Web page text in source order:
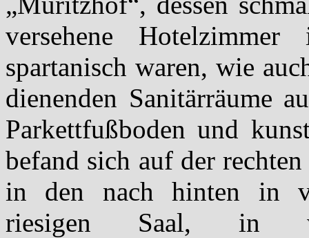
versehene
spartanisch waren, wie
dienenden Sanitärräume
Parkettfußboden und
befand sich auf der
in den nach hinten in
riesigen Saal, in